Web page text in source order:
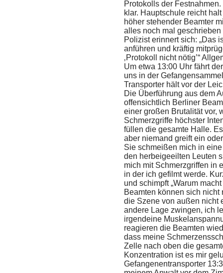
Protokolls der
klar. Hauptschule reicht
höher stehender Beamter
alles noch mal
Polizist erinnert sich: „Das
anführen und kräftig
‚Protokoll nicht nötig’“
Um etwa 13:00 Uhr fährt
uns in der
Transporter hält vor der
Die Überführung aus dem
offensichtlich Berliner
einer großen Brutalität vor,
Schmerzgriffe höchster
füllen die gesamte Halle.
aber niemand greift ein
Sie schmeißen mich in
den herbeigeeilten Leuten
mich mit Schmerzgriffen in
in der ich gefilmt werde.
und schimpft „Warum
Beamten können sich nicht
die Szene von außen nicht
andere Lage zwingen, ich
irgendeine
reagieren die Beamten
dass meine
Zelle nach oben die
Konzentration ist es mir
Gefangenentransporter